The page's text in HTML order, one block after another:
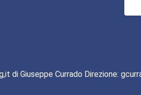
di Giuseppe Currado Direzione: